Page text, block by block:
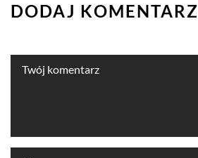
DODAJ KOMENTARZ